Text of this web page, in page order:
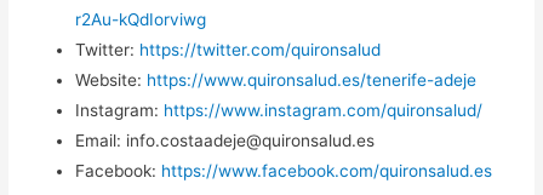
r2Au-kQdIorviwg
Twitter: https://twitter.com/quironsalud
Website: https://www.quironsalud.es/tenerife-adeje
Instagram: https://www.instagram.com/quironsalud/
Email: info.costaadeje@quironsalud.es
Facebook: https://www.facebook.com/quironsalud.es